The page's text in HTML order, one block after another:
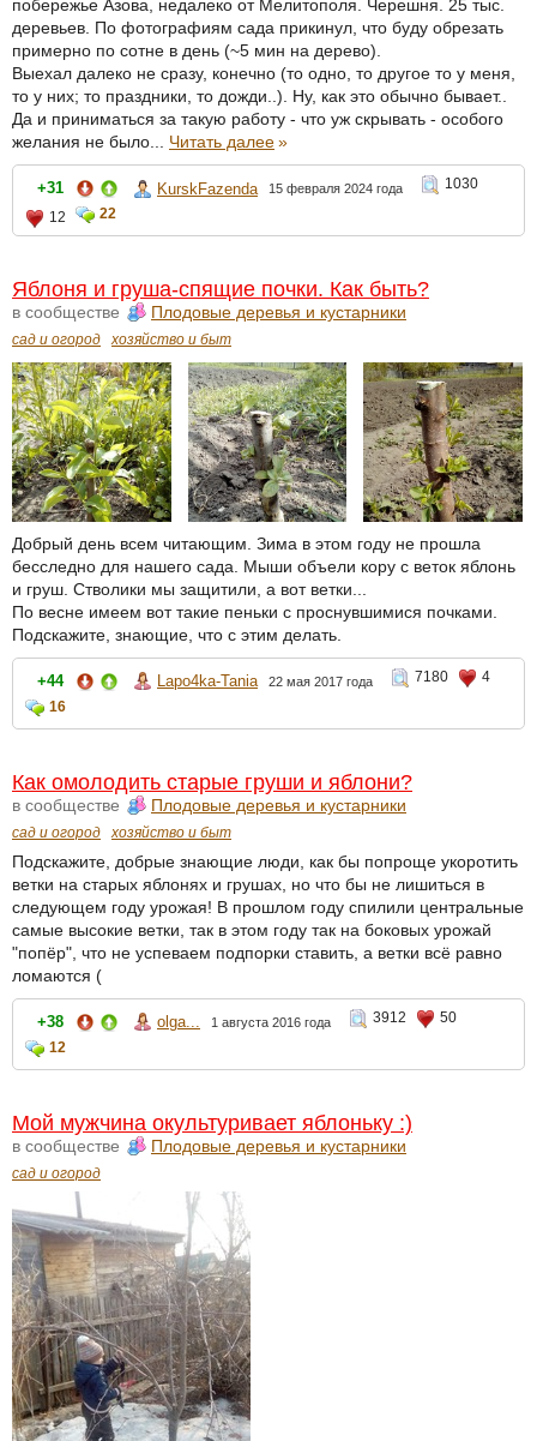
побережье Азова, недалеко от Мелитополя. Черешня. 25 тыс.
деревьев. По фотографиям сада прикинул, что буду обрезать
примерно по сотне в день (~5 мин на дерево).
Выехал далеко не сразу, конечно (то одно, то другое то у меня,
то у них; то праздники, то дожди..). Ну, как это обычно бывает..
Да и приниматься за такую работу - что уж скрывать - особого
желания не было... Читать далее»
+31 KurskFazenda 15 февраля 2024 года
1030
12
22
Яблоня и груша-спящие почки. Как быть?
в сообществе Плодовые деревья и кустарники
сад и огород хозяйство и быт
Добрый день всем читающим. Зима в этом году не прошла
бесследно для нашего сада. Мыши объели кору с веток яблонь
и груш. Стволики мы защитили, а вот ветки...
По весне имеем вот такие пеньки с проснувшимися почками.
Подскажите, знающие, что с этим делать.
+44 Lapo4ka-Tania 22 мая 2017 года 7180
4
16
Как омолодить старые груши и яблони?
в сообществе Плодовые деревья и кустарники
сад и огород хозяйство и быт
Подскажите, добрые знающие люди, как бы попроще укоротить
ветки на старых яблонях и грушах, но что бы не лишиться в
следующем году урожая! В прошлом году спилили центральные
самые высокие ветки, так в этом году так на боковых урожай
"попёр", что не успеваем подпорки ставить, а ветки всё равно
ломаются (
+38 olga... 1 августа 2016 года 3912
50
12
Мой мужчина окультуривает яблоньку :)
в сообществе Плодовые деревья и кустарники
сад и огород